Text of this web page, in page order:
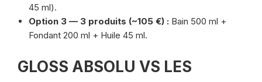
45 ml).
Option 3 — 3 produits (~105 €) : Bain 500 ml +
Fondant 200 ml + Huile 45 ml.
GLOSS ABSOLU VS LES